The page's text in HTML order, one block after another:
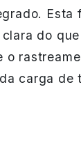
Esta
do
o
carga de